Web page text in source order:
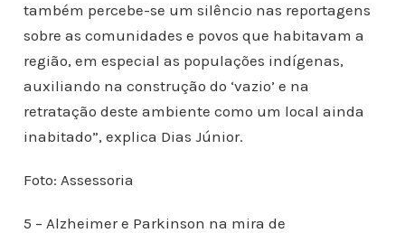
também percebe-se um silêncio nas reportagens
sobre as comunidades e povos que habitavam a
região, em especial as populações indígenas,
auxiliando na construção do ‘vazio’ e na
retratação deste ambiente como um local ainda
inabitado”, explica Dias Júnior.
Foto: Assessoria
5 – Alzheimer e Parkinson na mira de